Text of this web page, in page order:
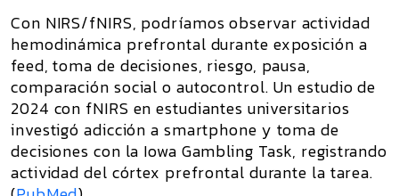
Con NIRS/fNIRS, podríamos observar actividad
hemodinámica prefrontal durante exposición a
feed, toma de decisiones, riesgo, pausa,
comparación social o autocontrol. Un estudio de
2024 con fNIRS en estudiantes universitarios
investigó adicción a smartphone y toma de
decisiones con la Iowa Gambling Task, registrando
actividad del córtex prefrontal durante la tarea.